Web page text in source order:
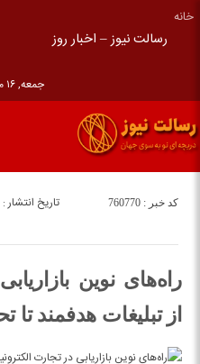
خانه
رسالت نیوز – اخبار روز
جمعه, ۱۶ مرداد , ۱۴۰۵
تاریخ انتشار : پنج‌شنبه کد خبر : 760770
را‌ه‌های نوین
از تبلیغات هدفمند تا